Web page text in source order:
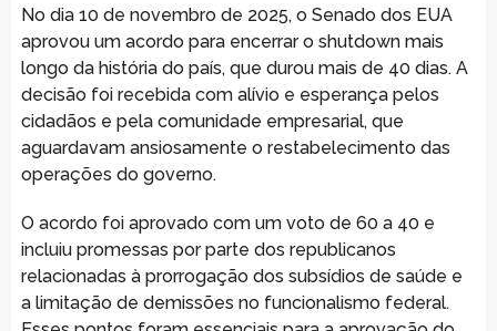
No dia 10 de novembro de 2025, o Senado dos EUA
aprovou um acordo para encerrar o shutdown mais
longo da história do país, que durou mais de 40 dias. A
decisão foi recebida com alívio e esperança pelos
cidadãos e pela comunidade empresarial, que
aguardavam ansiosamente o restabelecimento das
operações do governo.
O acordo foi aprovado com um voto de 60 a 40 e
incluiu promessas por parte dos republicanos
relacionadas à prorrogação dos subsídios de saúde e
a limitação de demissões no funcionalismo federal.